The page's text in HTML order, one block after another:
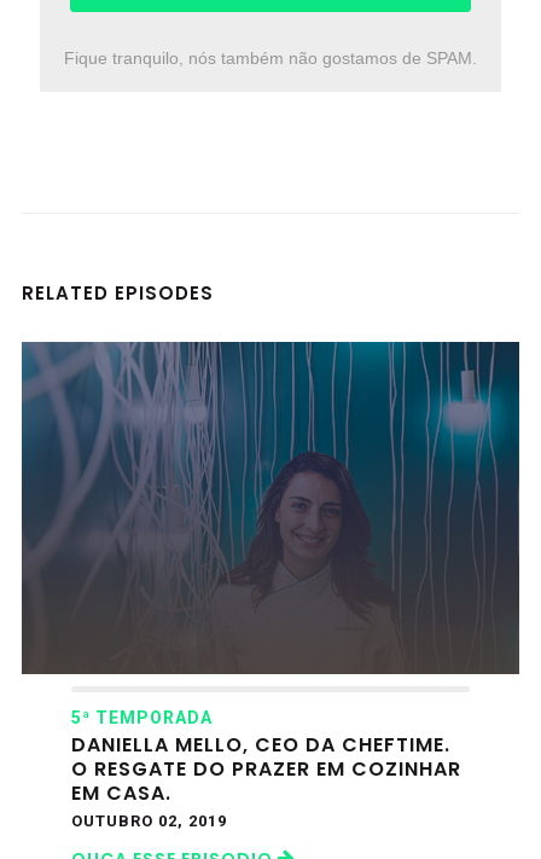
Fique tranquilo, nós também não gostamos de SPAM.
RELATED EPISODES
5ª TEMPORADA
DANIELLA MELLO, CEO DA CHEFTIME.
O RESGATE DO PRAZER EM COZINHAR
EM CASA.
OUTUBRO 02, 2019